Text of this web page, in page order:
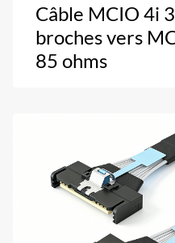
Câble MCIO 4i
broches vers
85 ohms